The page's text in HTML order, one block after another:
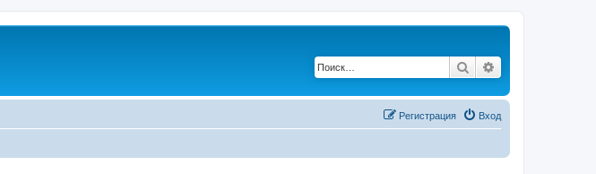
Поиск
Вход
Регистрация